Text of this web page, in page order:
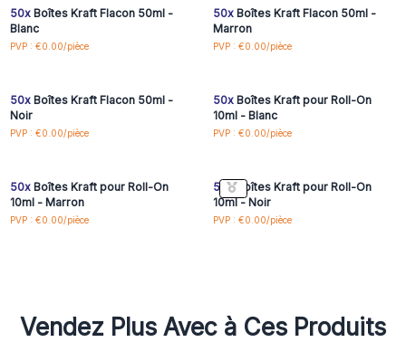
50xBoîtes Kraft Flacon 50ml -
Blanc
PVP : €0.00/pièce
50xBoîtes Kraft Flacon 50ml -
Marron
PVP : €0.00/pièce
Connectez-vous ou
50xBoîtes Kraft Flacon 50ml -
Noir
PVP : €0.00/pièce
Connectez-vous ou
50xBoîtes Kraft pour Roll-On
10ml - Blanc
PVP : €0.00/pièce
Connectez-vous ou
50xBoîtes Kraft pour Roll-On
10ml - Marron
PVP : €0.00/pièce
Connectez-vous ou
50xBoîtes Kraft pour Roll-On
10ml - Noir
PVP : €0.00/pièce
Vendez Plus Avec à Ces Produits